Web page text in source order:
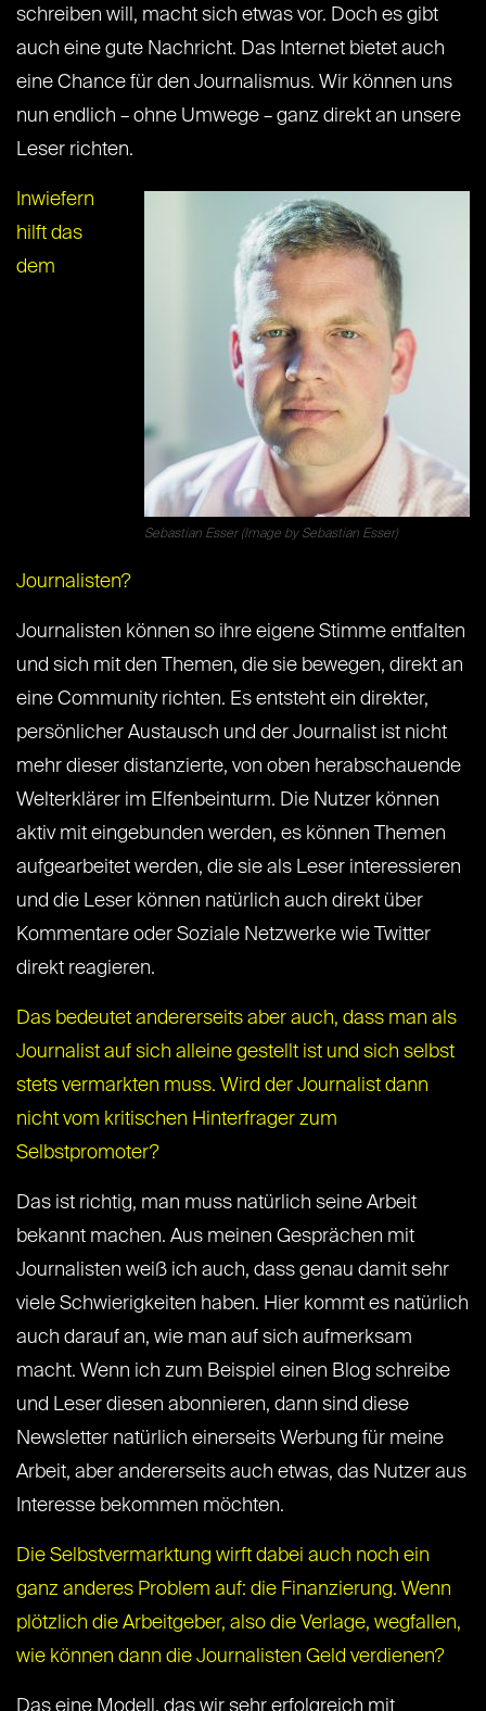
schreiben will, macht sich etwas vor. Doch es gibt
auch eine gute Nachricht. Das Internet bietet auch
eine Chance für den Journalismus. Wir können uns
nun endlich – ohne Umwege – ganz direkt an unsere
Leser richten.
Sebastian Esser (Image by Sebastian Esser)
Inwiefern
hilft das
dem
Journalisten?
Journalisten können so ihre eigene Stimme entfalten
und sich mit den Themen, die sie bewegen, direkt an
eine Community richten. Es entsteht ein direkter,
persönlicher Austausch und der Journalist ist nicht
mehr dieser distanzierte, von oben herabschauende
Welterklärer im Elfenbeinturm. Die Nutzer können
aktiv mit eingebunden werden, es können Themen
aufgearbeitet werden, die sie als Leser interessieren
und die Leser können natürlich auch direkt über
Kommentare oder Soziale Netzwerke wie Twitter
direkt reagieren.
Das bedeutet andererseits aber auch, dass man als
Journalist auf sich alleine gestellt ist und sich selbst
stets vermarkten muss. Wird der Journalist dann
nicht vom kritischen Hinterfrager zum
Selbstpromoter?
Das ist richtig, man muss natürlich seine Arbeit
bekannt machen. Aus meinen Gesprächen mit
Journalisten weiß ich auch, dass genau damit sehr
viele Schwierigkeiten haben. Hier kommt es natürlich
auch darauf an, wie man auf sich aufmerksam
macht. Wenn ich zum Beispiel einen Blog schreibe
und Leser diesen abonnieren, dann sind diese
Newsletter natürlich einerseits Werbung für meine
Arbeit, aber andererseits auch etwas, das Nutzer aus
Interesse bekommen möchten.
Die Selbstvermarktung wirft dabei auch noch ein
ganz anderes Problem auf: die Finanzierung. Wenn
plötzlich die Arbeitgeber, also die Verlage, wegfallen,
wie können dann die Journalisten Geld verdienen?